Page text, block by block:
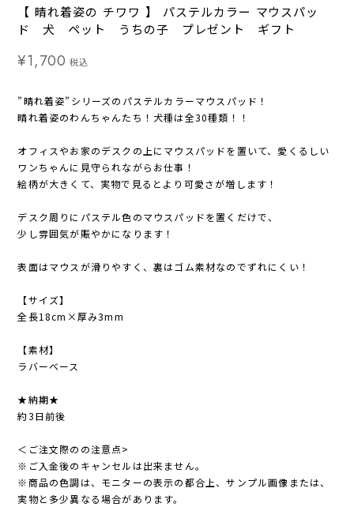
【 晴れ着姿の チワワ 】 パステルカラー マウスパッ
ド 犬 ペット うちの子 プレゼント ギフト
¥1,700 税込
”晴れ着姿”シリーズのパステルカラーマウスパッド！
晴れ着姿のわんちゃんたち！犬種は全30種類！！
オフィスやお家のデスクの上にマウスパッドを置いて、愛くるしい
ワンちゃんに見守られながらお仕事！
絵柄が大きくて、実物で見るとより可愛さが増します！
デスク周りにパステル色のマウスパッドを置くだけで、
少し雰囲気が賑やかになります！
表面はマウスが滑りやすく、裏はゴム素材なのでずれにくい！
【サイズ】
全長18cm×厚み3mm
【素材】
ラバーベース
★納期★
約3日前後
＜ご注文際のの注意点>
※ご入金後のキャンセルは出来ません。
※商品の色調は、モニターの表示の都合上、サンプル画像または、
実物と多少異なる場合があります。